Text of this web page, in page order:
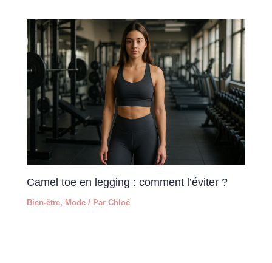
Camel toe en legging : comment l’éviter ?
Bien-être, Mode / ParChloé